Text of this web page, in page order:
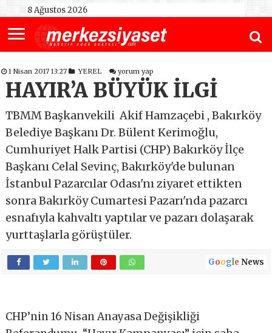
8 Ağustos 2026
1 Nisan 2017 13:27 YEREL yorum yap
HAYIR’A BÜYÜK İLGİ
TBMM Başkanvekili Akif Hamzaçebi , Bakırköy
Belediye Başkanı Dr. Bülent Kerimoğlu,
Cumhuriyet Halk Partisi (CHP) Bakırköy İlçe
Başkanı Celal Sevinç, Bakırköy'de bulunan
İstanbul Pazarcılar Odası'nı ziyaret ettikten
sonra Bakırköy Cumartesi Pazarı'nda pazarcı
esnafıyla kahvaltı yaptılar ve pazarı dolaşarak
yurttaşlarla görüştüler.
Google News
CHP’nin 16 Nisan Anayasa Değişikliği